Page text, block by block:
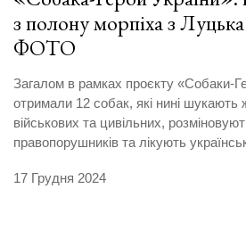
з полону морпіха з
ФОТО
Загалом в рамках проєкту «Собаки-
отримали 12 собак, які нині шукають
військових та цивільних,
правопорушників та лікують
17 Грудня 2024